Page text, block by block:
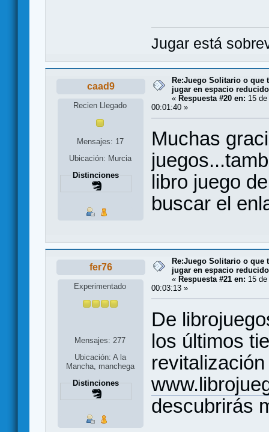
Jugar está
caad9
Recien Llegado
Mensajes: 17
Ubicación: Murcia
Distinciones
Re:Juego Solitario o que
jugar en espacio
« Respuesta #20 en: 15
00:01:40 »
Muchas
libro juego
buscar el
fer76
Experimentado
Mensajes: 277
Ubicación: A la
Mancha, manchega
Distinciones
Re:Juego Solitario o que
jugar en espacio
« Respuesta #21 en: 15
00:03:13 »
De
los últimos
descubrirás